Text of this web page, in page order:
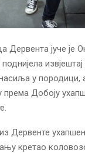
Дервента јуче је
у породици,
Добоју
Дервенте ухапшен
кретао